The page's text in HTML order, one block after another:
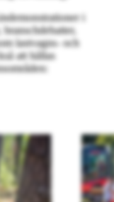
i
lastvagns- och
att hållas